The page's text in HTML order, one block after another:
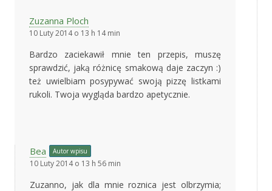
Zuzanna Ploch
10 Luty 2014 o 13 h 14 min
Bardzo zaciekawił mnie ten przepis, muszę
sprawdzić, jaką różnicę smakową daje zaczyn :)
też uwielbiam posypywać swoją pizzę listkami
rukoli. Twoja wygląda bardzo apetycznie.
Bea Autor wpisu
10 Luty 2014 o 13 h 56 min
Zuzanno, jak dla mnie roznica jest olbrzymia;